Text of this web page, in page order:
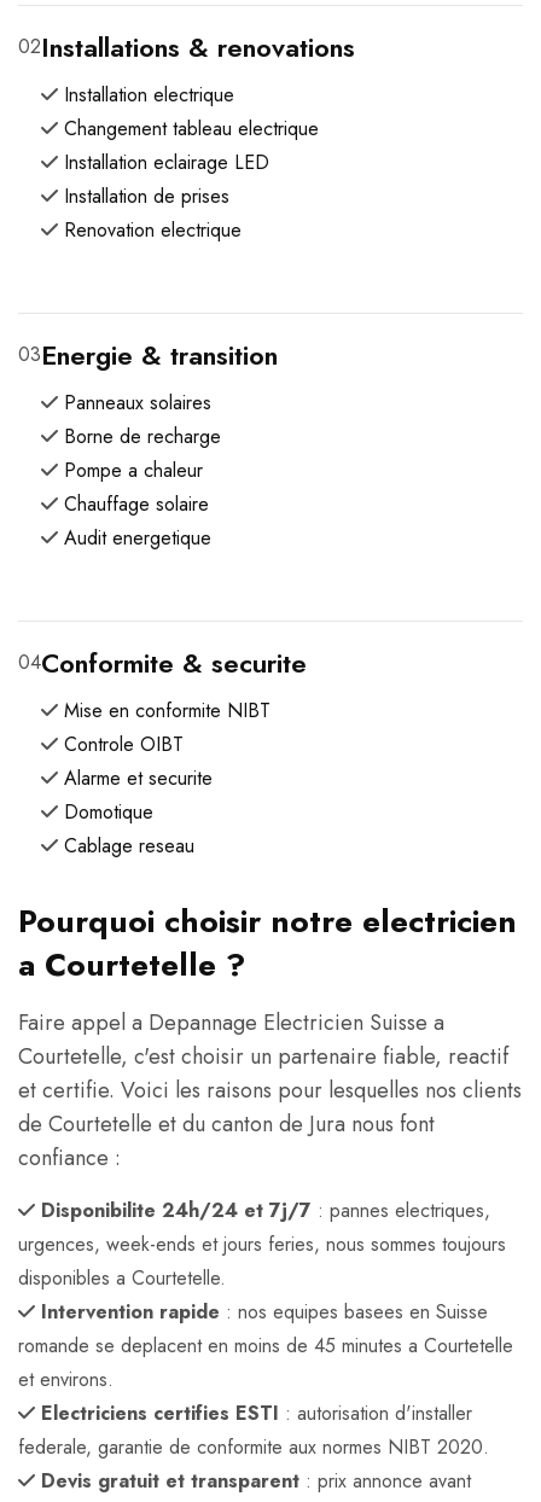
02Installations & renovations
Installation electrique
Changement tableau electrique
Installation eclairage LED
Installation de prises
Renovation electrique
03Energie & transition
Panneaux solaires
Borne de recharge
Pompe a chaleur
Chauffage solaire
Audit energetique
04Conformite & securite
Mise en conformite NIBT
Controle OIBT
Alarme et securite
Domotique
Cablage reseau
Pourquoi choisir notre electricien
a Courtetelle ?
Faire appel a Depannage Electricien Suisse a
Courtetelle, c'est choisir un partenaire fiable, reactif
et certifie. Voici les raisons pour lesquelles nos clients
de Courtetelle et du canton de Jura nous font
confiance :
Disponibilite 24h/24 et 7j/7 : pannes electriques,
urgences, week-ends et jours feries, nous sommes toujours
disponibles a Courtetelle.
Intervention rapide : nos equipes basees en Suisse
romande se deplacent en moins de 45 minutes a Courtetelle
et environs.
Electriciens certifies ESTI : autorisation d'installer
federale, garantie de conformite aux normes NIBT 2020.
Devis gratuit et transparent : prix annonce avant